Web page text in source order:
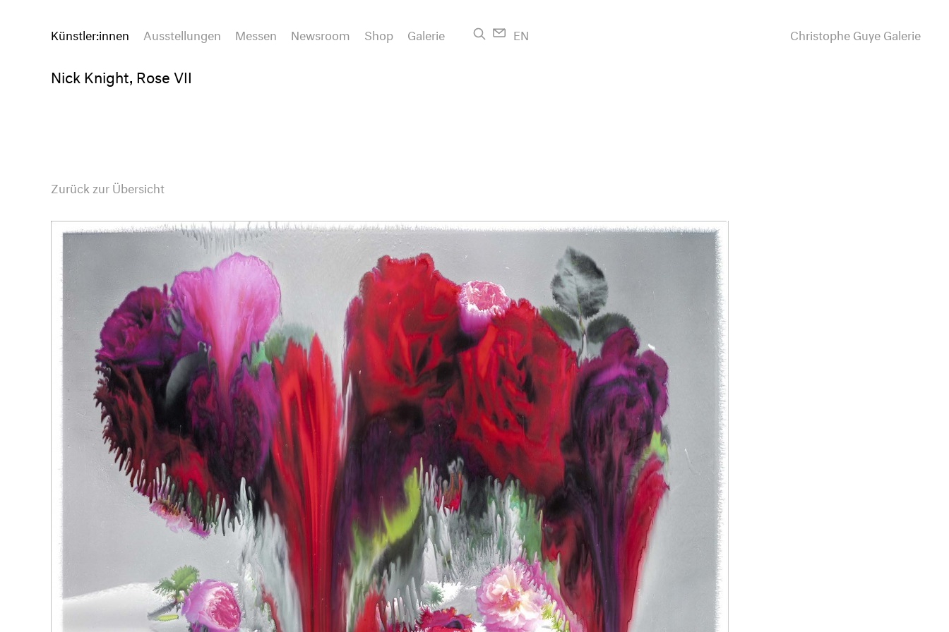
Christophe Guye Galerie
Künstler:innen Ausstellungen Messen Newsroom Shop Galerie EN
Nick Knight, Rose VII
Zurück zur Übersicht